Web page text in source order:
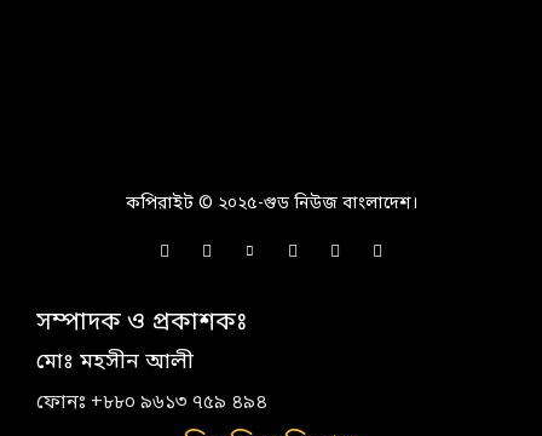
কপিরাইট © ২০২৫-গুড নিউজ বাংলাদেশ।
সম্পাদক ও প্রকাশকঃ
মোঃ মহসীন আলী
ফোনঃ +৮৮০ ৯৬১৩ ৭৫৯ ৪৯৪